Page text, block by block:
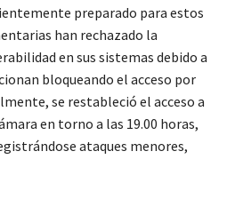
preparado para estos
han rechazado la
en sus sistemas debido a
bloqueando el acceso por
se restableció el acceso a
en torno a las 19.00 horas,
ataques menores,